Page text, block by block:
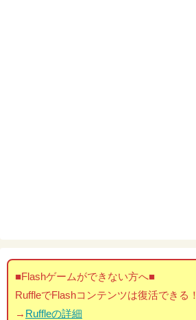
■Flashゲームができない方へ■
RuffleでFlashコンテンツは復活できる！
→ Ruffleの詳細